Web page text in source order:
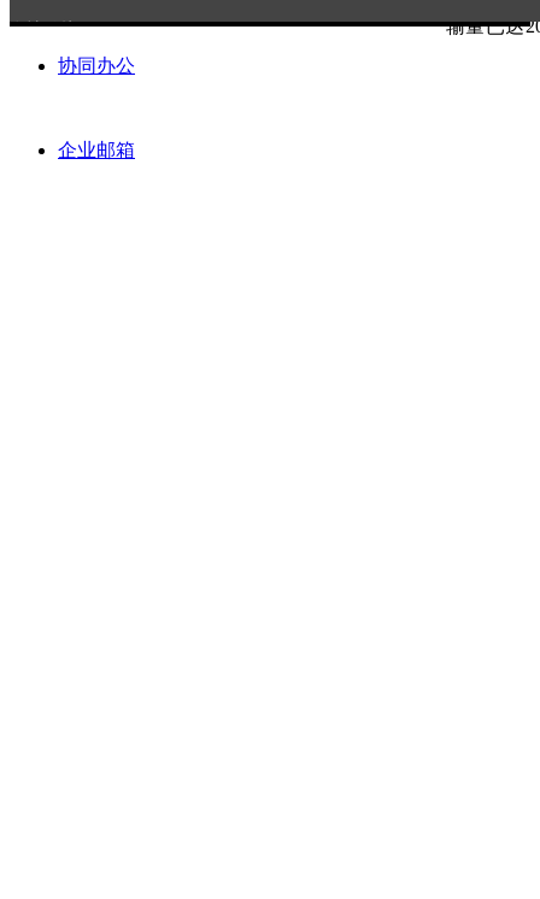
输量已达
友情链接：
协同办公
企业邮箱